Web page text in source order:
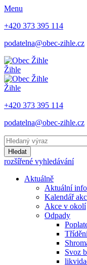
Menu
+420 373 395 114
podatelna@obec-zihle.cz
Žihle
Žihle
+420 373 395 114
podatelna@obec-zihle.cz
Hledat
rozšířené vyhledávání
Aktuálně
Aktuální
Kalendář
Akce v okolí
Odpady
Svoz